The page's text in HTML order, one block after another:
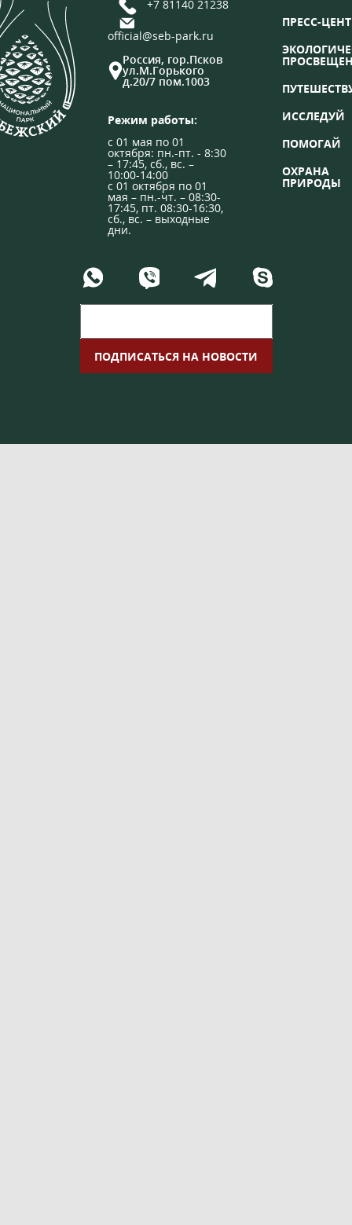
+7 81140 21238
official@seb-park.ru
Россия, гор.Псков
ул.М.Горького
д.20/7 пом.1003
Режим работы:
с 01 мая по 01
октября: пн.-пт. - 8:30
– 17:45, сб., вс. –
10:00-14:00
с 01 октября по 01
мая – пн.-чт. – 08:30-
17:45, пт. 08:30-16:30,
сб., вс. – выходные
дни.
ПРЕСС-
ИССЛЕДУЙ
ПОМОГАЙ
ОХРАНА
ПРИРОДЫ